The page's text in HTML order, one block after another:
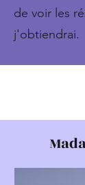
de voir les
j'obtiendrai.